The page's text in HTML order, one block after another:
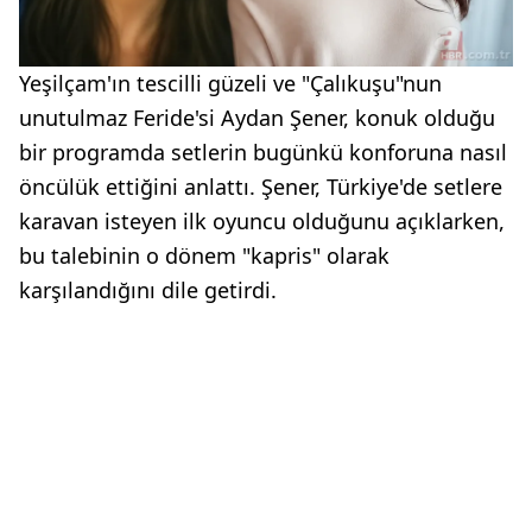
Yeşilçam'ın tescilli güzeli ve "Çalıkuşu"nun
unutulmaz Feride'si Aydan Şener, konuk olduğu
bir programda setlerin bugünkü konforuna nasıl
öncülük ettiğini anlattı. Şener, Türkiye'de setlere
karavan isteyen ilk oyuncu olduğunu açıklarken,
bu talebinin o dönem "kapris" olarak
karşılandığını dile getirdi.